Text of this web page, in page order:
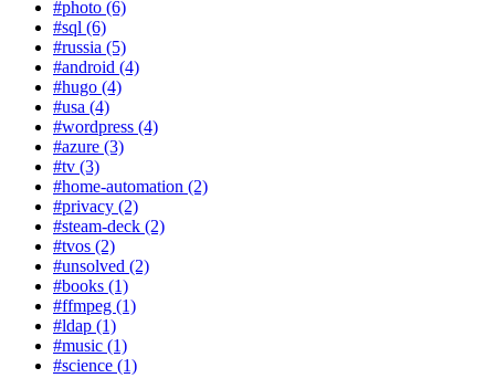
#photo (6)
#sql (6)
#russia (5)
#android (4)
#hugo (4)
#usa (4)
#wordpress (4)
#azure (3)
#tv (3)
#home-automation (2)
#privacy (2)
#steam-deck (2)
#tvos (2)
#unsolved (2)
#books (1)
#ffmpeg (1)
#ldap (1)
#music (1)
#science (1)